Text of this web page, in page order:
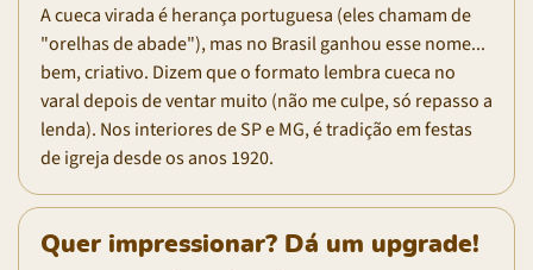
A cueca virada é herança portuguesa (eles chamam de
"orelhas de abade"), mas no Brasil ganhou esse nome...
bem, criativo. Dizem que o formato lembra cueca no
varal depois de ventar muito (não me culpe, só repasso a
lenda). Nos interiores de SP e MG, é tradição em festas
de igreja desde os anos 1920.
Quer impressionar? Dá um upgrade!